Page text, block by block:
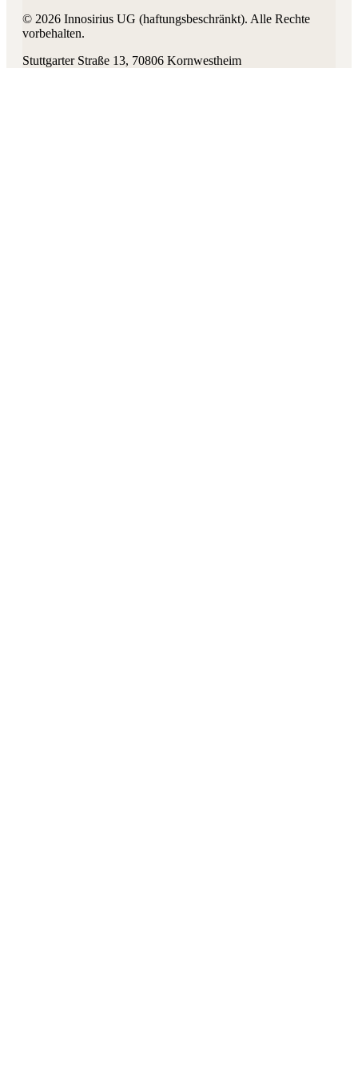
© 2026 Innosirius UG (haftungsbeschränkt). Alle Rechte
vorbehalten.
Stuttgarter Straße 13, 70806 Kornwestheim